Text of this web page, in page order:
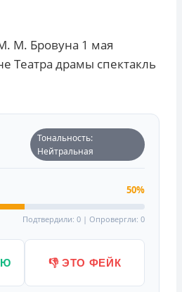
М. Бровуна 1 мая
Театра драмы спектакль
Тональность:
Нейтральная
50%
Подтвердили: 0 | Опровергли: 0
👎 ЭТО ФЕЙК